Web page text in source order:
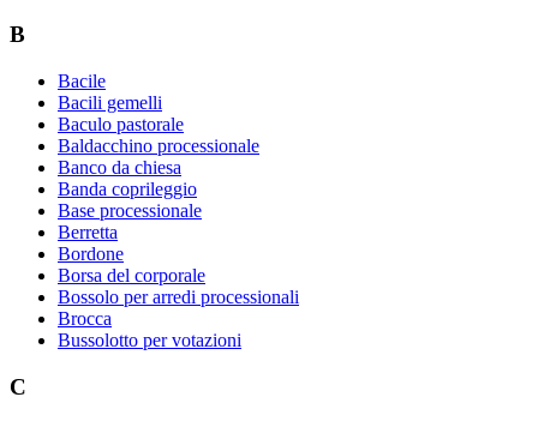
B
Bacile
Bacili gemelli
Baculo pastorale
Baldacchino processionale
Banco da chiesa
Banda coprileggio
Base processionale
Berretta
Bordone
Borsa del corporale
Bossolo per arredi processionali
Brocca
Bussolotto per votazioni
C